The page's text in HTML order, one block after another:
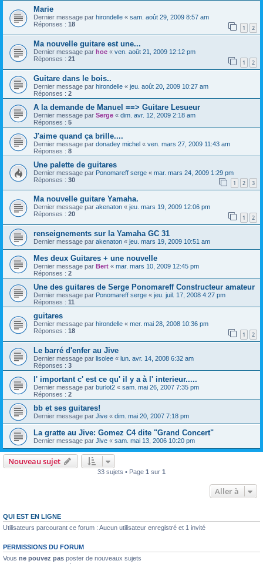
Marie
Dernier message par hirondelle « sam. août 29, 2009 8:57 am
Réponses : 18 1 2
Ma nouvelle guitare est une...
Dernier message par hoe « ven. août 21, 2009 12:12 pm
Réponses : 21 1 2
Guitare dans le bois..
Dernier message par hirondelle « jeu. août 20, 2009 10:27 am
Réponses : 2
A la demande de Manuel ==> Guitare Lesueur
Dernier message par Serge « dim. avr. 12, 2009 2:18 am
Réponses : 5
J'aime quand ça brille....
Dernier message par donadey michel « ven. mars 27, 2009 11:43 am
Réponses : 8
Une palette de guitares
Dernier message par Ponomareff serge « mar. mars 24, 2009 1:29 pm
Réponses : 30 1 2 3
Ma nouvelle guitare Yamaha.
Dernier message par akenaton « jeu. mars 19, 2009 12:06 pm
Réponses : 20 1 2
renseignements sur la Yamaha GC 31
Dernier message par akenaton « jeu. mars 19, 2009 10:51 am
Mes deux Guitares + une nouvelle
Dernier message par Bert « mar. mars 10, 2009 12:45 pm
Réponses : 2
Une des guitares de Serge Ponomareff Constructeur amateur
Dernier message par Ponomareff serge « jeu. juil. 17, 2008 4:27 pm
Réponses : 11
guitares
Dernier message par hirondelle « mer. mai 28, 2008 10:36 pm
Réponses : 18 1 2
Le barré d'enfer au Jive
Dernier message par lisolee « lun. avr. 14, 2008 6:32 am
Réponses : 3
l' important c' est ce qu' il y a à l' interieur.....
Dernier message par burlot2 « sam. mai 26, 2007 7:35 pm
Réponses : 2
bb et ses guitares!
Dernier message par Jive « dim. mai 20, 2007 7:18 pm
La gratte au Jive: Gomez C4 dite "Grand Concert"
Dernier message par Jive « sam. mai 13, 2006 10:20 pm
Nouveau sujet
33 sujets • Page 1 sur 1
Aller à
QUI EST EN LIGNE
Utilisateurs parcourant ce forum : Aucun utilisateur enregistré et 1 invité
PERMISSIONS DU FORUM
Vous ne pouvez pas poster de nouveaux sujets